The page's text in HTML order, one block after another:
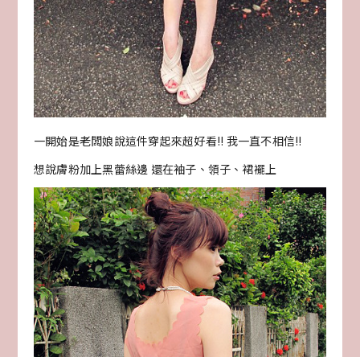
一開始是老闆娘說這件穿起來超好看!! 我一直不相信!!
想說膚粉加上黑蕾絲邊 還在袖子、領子、裙襬上